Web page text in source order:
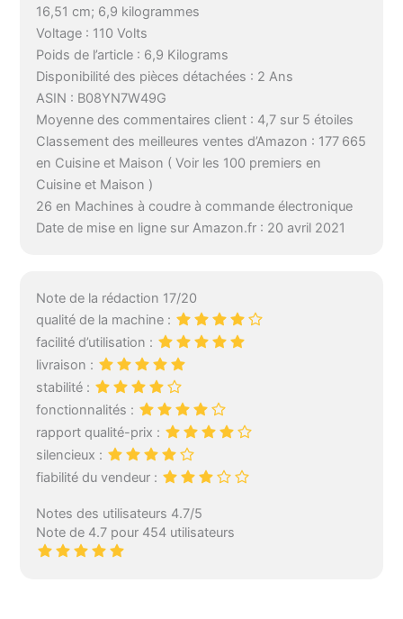
16,51 cm; 6,9 kilogrammes
Voltage : 110 Volts
Poids de l’article : 6,9 Kilograms
Disponibilité des pièces détachées : 2 Ans
ASIN : B08YN7W49G
Moyenne des commentaires client : 4,7 sur 5 étoiles
Classement des meilleures ventes d’Amazon : 177 665
en Cuisine et Maison ( Voir les 100 premiers en
Cuisine et Maison )
26 en Machines à coudre à commande électronique
Date de mise en ligne sur Amazon.fr : 20 avril 2021
Note de la rédaction 17/20
qualité de la machine :
facilité d’utilisation :
livraison :
stabilité :
fonctionnalités :
rapport qualité-prix :
silencieux :
fiabilité du vendeur :
Notes des utilisateurs 4.7/5
Note de 4.7 pour 454 utilisateurs